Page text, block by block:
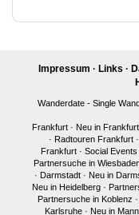
Impressum · Links ·
Wanderdate - Single
Frankfurt · Neu in Frankfurt
· Radtouren Frankfurt ·
Frankfurt· Social
Partnersuche in
· Darmstadt· Neu in
Neu in Heidelberg ·
Partnersuche in Koblenz ·
Karlsruhe· Neu in